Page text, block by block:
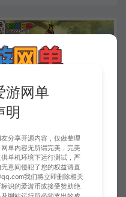
武林外传单机版书生端EL可查全
物品代码GM后台可刷物品元宝金
完美系列
爱游网单
游网单
明
分享开源内容，仅做整理
单内容无所谓完美，完美
单机环境下运行测试，严
意间侵犯了您的权益请直
我们将立即删除相关
识的爱游币或接受赞助绝